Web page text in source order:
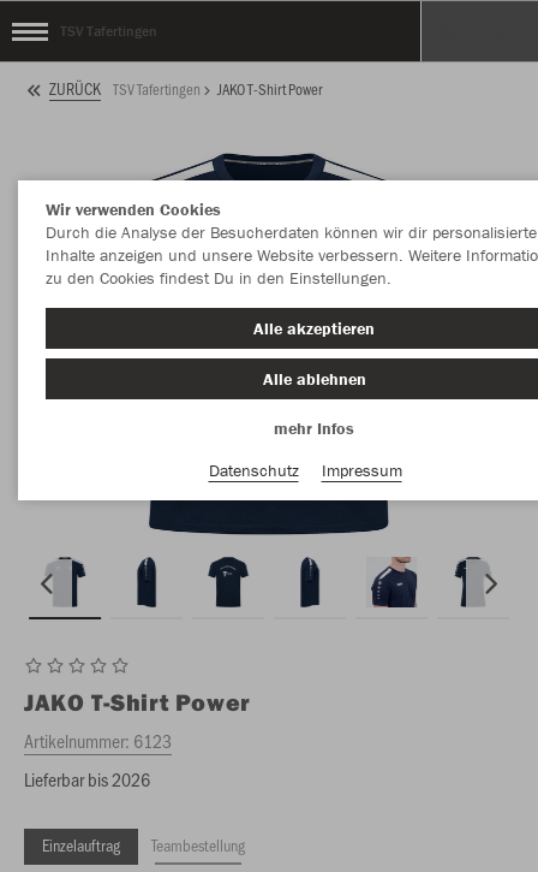
TSV Tafertingen
ZURÜCK TSV Tafertingen JAKO T-Shirt Power
JAKO T-Shirt Power
Artikelnummer: 6123
Lieferbar bis 2026
Einzelauftrag Teambestellung
Wir verwenden Cookies
Durch die Analyse der Besucherdaten können wir dir personalisierte
Inhalte anzeigen und unsere Website verbessern. Weitere
zu den Cookies findest Du in den Einstellungen.
Alle akzeptieren
Alle ablehnen
mehr Infos
Datenschutz
Impressum